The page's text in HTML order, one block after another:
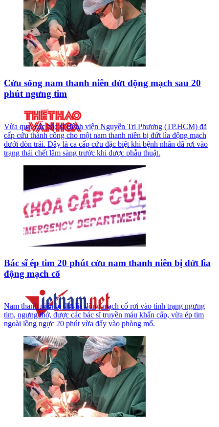
Cứu sống nam thanh niên đứt động mạch sau 20
phút ngưng tim
Vừa qua, các bác sĩ Bệnh viện Nguyễn Tri Phương (TP.HCM) đã
cấp cứu thành công cho một nam thanh niên bị đứt lìa động mạch
dưới đòn trái. Đây là ca cấp cứu đặc biệt khi bệnh nhân đã rơi vào
trạng thái chết lâm sàng trước khi được phẫu thuật.
Bác sĩ ép tim 20 phút cứu nam thanh niên bị đứt lìa
động mạch cổ
Nam thanh niên bị đứt lìa động mạch cổ rơi vào tình trạng ngưng
tim, ngưng thở, được các bác sĩ truyền máu khẩn cấp, vừa ép tim
ngoài lồng ngực 20 phút vừa đẩy vào phòng mổ.